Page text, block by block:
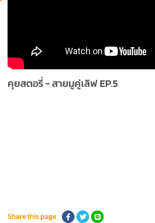
คุยสตอรี่ - สายมูคู่เลิฟ EP.5
Share this page